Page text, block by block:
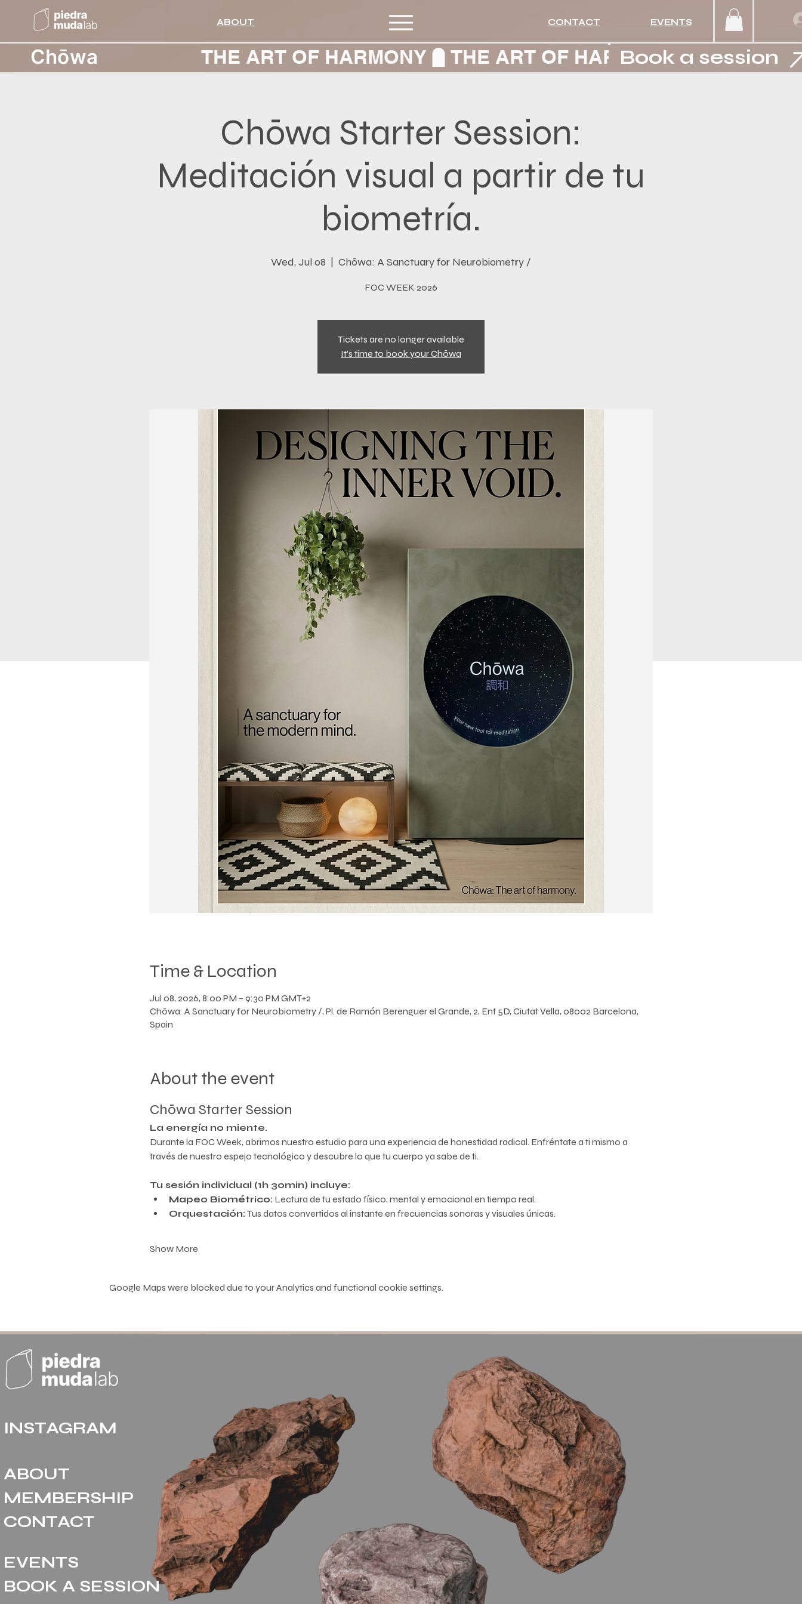
ABOUT CONTACT EVENTS
Chōwa THE ART OF HARMONY Book a session
Chōwa Starter Session:
Meditación visual a partir de tu
biometría.
Wed, Jul 08 Chōwa: A Sanctuary for Neurobiometry /
FOC WEEK 2026
Tickets are no longer available
It's time to book your Chōwa
Time & Location
Jul 08, 2026, 8:00 PM – 9:30 PM GMT+2
Chōwa: A Sanctuary for Neurobiometry /, Pl. de Ramón Berenguer el Grande, 2, Ent 5D, Ciutat Vella, 08002 Barcelona,
Spain
About the event
Chōwa Starter Session
La energía no miente.
Durante la FOC Week, abrimos nuestro estudio para una experiencia de honestidad radical. Enfréntate a ti mismo a
través de nuestro espejo tecnológico y descubre lo que tu cuerpo ya sabe de ti.
Tu sesión individual (1h 30min) incluye:
Mapeo Biométrico: Lectura de tu estado físico, mental y emocional en tiempo real.
Orquestación: Tus datos convertidos al instante en frecuencias sonoras y visuales únicas.
Show More
Google Maps were blocked due to your Analytics and functional cookie settings.
INSTAGRAM
ABOUT
MEMBERSHIP
CONTACT
EVENTS
BOOK A SESSION